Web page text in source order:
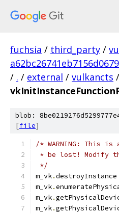
fuchsia / third_party /
/ . / external / vulkancts /
blob:
[file]
/* WARNING: This
* be lost! Modify
*/
m_vk.
m_vk.
m_vk.
m_vk.